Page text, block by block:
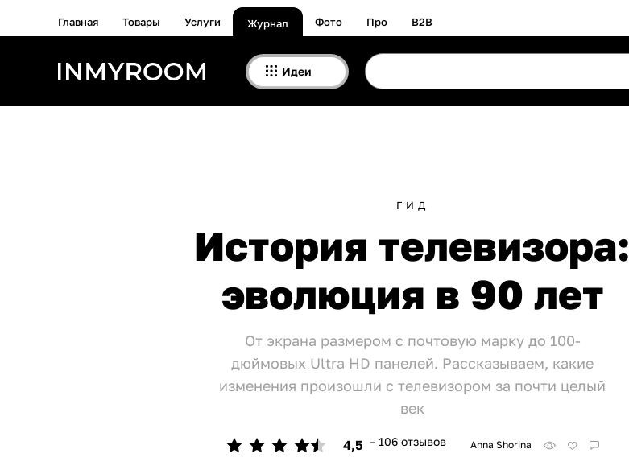
Главная Товары Услуги Журнал Фото Про B2B
Идеи
ГИД
История телевизора:
эволюция в 90 лет
От экрана размером с почтовую марку до 100-
дюймовых Ultra HD панелей. Рассказываем, какие
изменения произошли с телевизором за почти целый
век
4,5 – 106 отзывов Anna Shorina